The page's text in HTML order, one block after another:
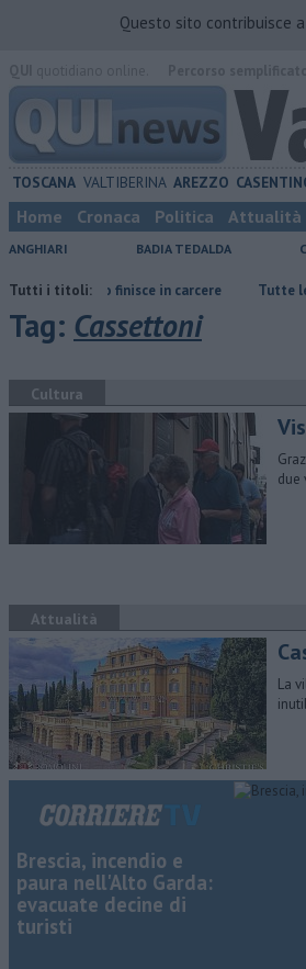
Questo sito contribuisce
TOSCANA VALTIBERINA AREZZO
Home Cronaca Politica Attualità
ANGHIARI BADIA TEDALDA
Tutti i titoli:
finisce in carcere ​Tutte le offerte di
Tag: Cassettoni
Cultura
due
Attualità
La
Brescia, incendio e
paura nell'Alto Garda:
evacuate decine di
turisti